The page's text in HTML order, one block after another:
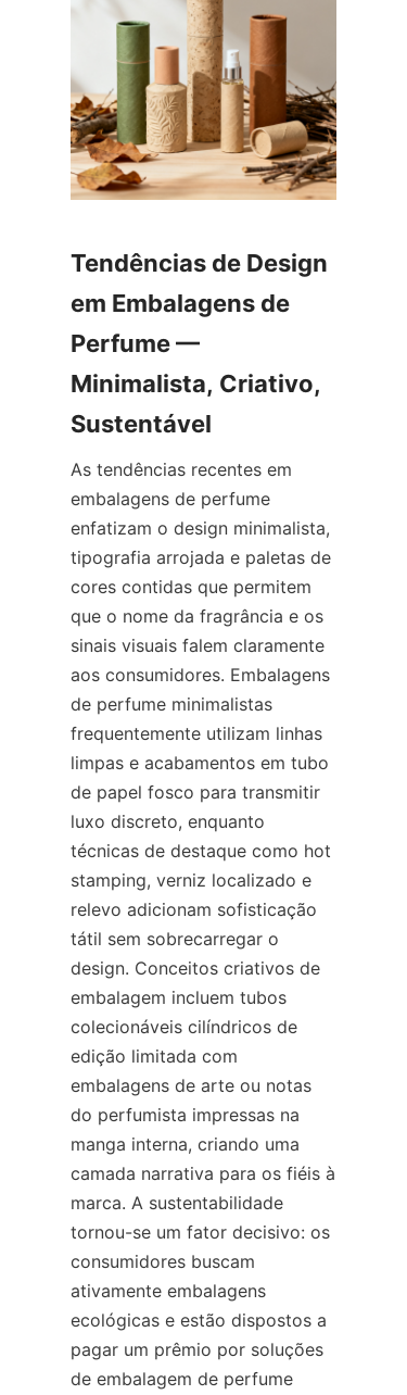
Tendências de Design
em Embalagens de
Perfume —
Minimalista, Criativo,
As tendências recentes em
embalagens de perfume
enfatizam o design minimalista,
tipografia arrojada e paletas de
cores contidas que permitem
que o nome da fragrância e os
sinais visuais falem claramente
aos consumidores. Embalagens
de perfume minimalistas
frequentemente utilizam linhas
limpas e acabamentos em tubo
de papel fosco para transmitir
luxo discreto, enquanto
técnicas de destaque como hot
stamping, verniz localizado e
relevo adicionam sofisticação
tátil sem sobrecarregar o
design. Conceitos criativos de
embalagem incluem tubos
colecionáveis cilíndricos de
edição limitada com
embalagens de arte ou notas
do perfumista impressas na
manga interna, criando uma
camada narrativa para os fiéis à
marca. A sustentabilidade
tornou-se um fator decisivo: os
consumidores buscam
ativamente embalagens
ecológicas e estão dispostos a
pagar um prêmio por soluções
de embalagem de perfume